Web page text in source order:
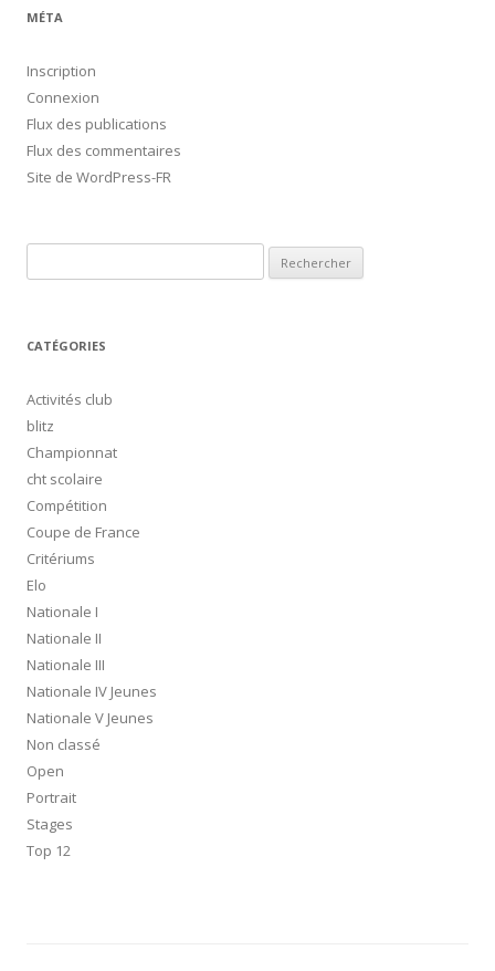
MÉTA
Inscription
Connexion
Flux des publications
Flux des commentaires
Site de WordPress-FR
CATÉGORIES
Activités club
blitz
Championnat
cht scolaire
Compétition
Coupe de France
Critériums
Elo
Nationale I
Nationale II
Nationale III
Nationale IV Jeunes
Nationale V Jeunes
Non classé
Open
Portrait
Stages
Top 12